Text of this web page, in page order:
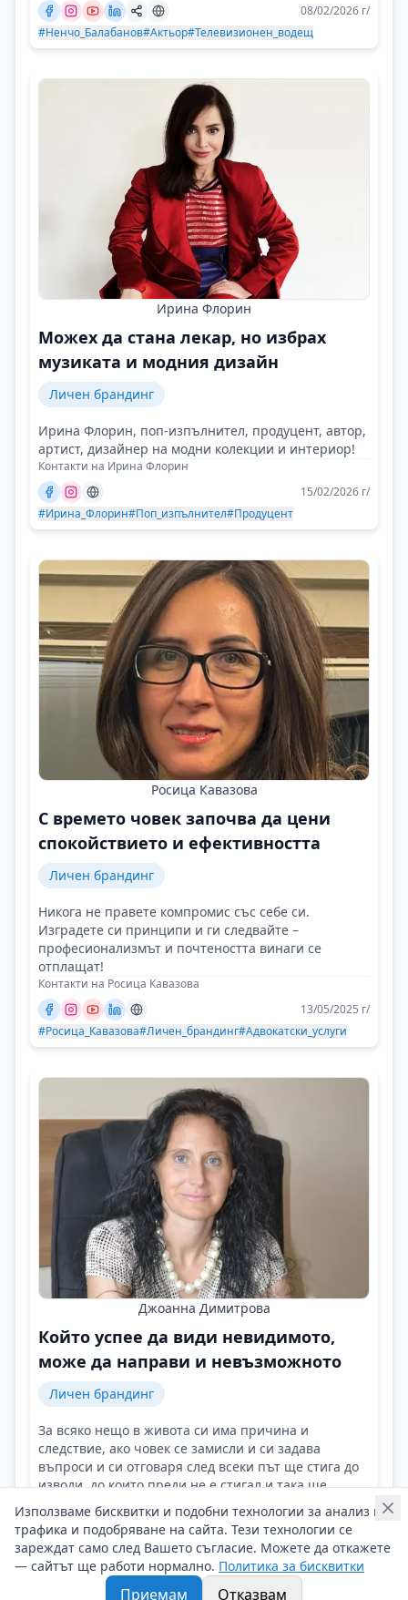
08/02/2026 г/
#Ненчо_Балабанов#Актьор#Телевизионен_водещ
Ирина Флорин
Можех да стана лекар, но избрах
музиката и модния дизайн
Личен брандинг
Ирина Флорин, поп-изпълнител, продуцент, автор,
артист, дизайнер на модни колекции и интериор!
Контакти на Ирина Флорин
15/02/2026 г/
#Ирина_Флорин#Поп_изпълнител#Продуцент
Росица Кавазова
С времето човек започва да цени
спокойствието и ефективността
Личен брандинг
Никога не правете компромис със себе си.
Изградете си принципи и ги следвайте –
професионализмът и почтеността винаги се
отплащат!
Контакти на Росица Кавазова
13/05/2025 г/
#Росица_Кавазова#Личен_брандинг#Адвокатски_услуги
Джоанна Димитрова
Който успее да види невидимото,
може да направи и невъзможното
Личен брандинг
За всяко нещо в живота си има причина и
следствие, ако човек се замисли и си задава
въпроси и си отговаря след всеки път ще стига до
изводи, до които преди не е стигал и така ще
придобива компетентност от всеки казус или
случай!
Контакти на Джоанна Димитрова
06/05/2025 г/
#Джоанна_Димитрова#Финанси #Корпорации
Използваме бисквитки и подобни технологии за анализ на
трафика и подобряване на сайта. Тези технологии се
зареждат само след Вашето съгласие. Можете да откажете
— сайтът ще работи нормално. Политика за бисквитки
Приемам Отказвам